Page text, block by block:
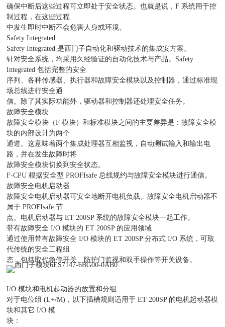
确保中断后这些过程可立即处于安全状态。也就是说，F 系统用于控
制过程，在这些过程
中发生即时中断不会危害人身或环境。
Safety Integrated
Safety Integrated 是西门子自动化和驱动技术的集成安方案。
针对安全系统，均采用久经验证的自动化技术与产品。Safety
Integrated 包括完整的安全
序列、各种传感器、执行器和故障安全模块以及控制器，通过标准现
场总线进行安全通
信。除了其实际功能外，驱动器和控制器还处理安全任务。
故障安全模块
故障安全模块（F 模块）和标准模块之间的主要差异是：故障安全模
块的内部设计为两个
通道。这意味着两个集成处理器互相监视，自动测试输入和输出电
路，并在发生故障时将
故障安全模块切换到安全状态。
F-CPU 根据安全型 PROFIsafe 总线规约与故障安全模块进行通信。
故障安全电机启动器
故障安全电机启动器可安全地断开电机负载。故障安全电机启动器不
属于 PROFIsafe 节
点。电机启动器与 ET 200SP 系统的故障安全模块一起工作。
带有故障安全 I/O 模块的 ET 200SP 的应用领域
通过使用带有故障安全 I/O 模块的 ET 200SP 分布式 I/O 系统，可取
代传统的安全工程组
态，包括取代急停开关、防护门监视和双手操作等开关设备。
I/O 模块和电机起动器的放置和分组
对于电位组 (L+/M)，以下插槽规则适用于 ET 200SP 的电机起动器模
块和其它 I/O 模
块：